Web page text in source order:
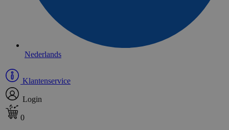
Nederlands
Klantenservice
Login
0